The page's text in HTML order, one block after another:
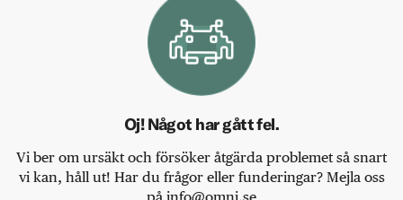
Oj! Något har gått fel.
Vi ber om ursäkt och försöker åtgärda problemet så snart
vi kan, håll ut! Har du frågor eller funderingar? Mejla oss